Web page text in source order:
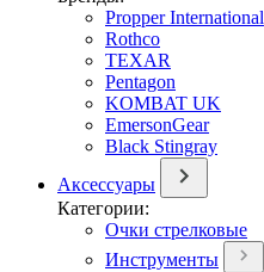
Propper International
Rothco
TEXAR
Pentagon
KOMBAT UK
EmersonGear
Black Stingray
Аксессуары
Категории:
Очки стрелковые
Инструменты